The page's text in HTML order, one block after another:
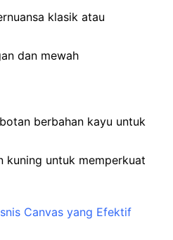
klasik atau
dan mewah
berbahan kayu untuk
kuning untuk memperkuat
Canvas yang Efektif